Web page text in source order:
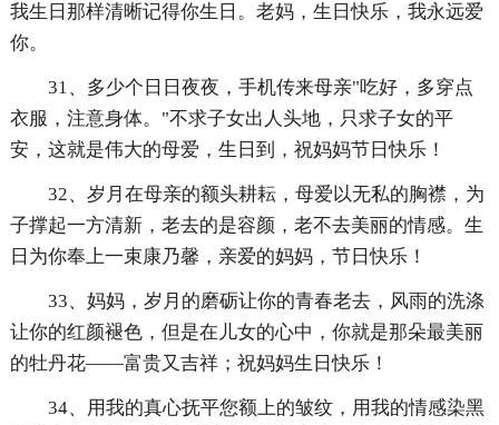
我生日那样清晰记得你生日。老妈，生日快乐，我永远爱
你。
31、多少个日日夜夜，手机传来母亲"吃好，多穿点
衣服，注意身体。"不求子女出人头地，只求子女的平
安，这就是伟大的母爱，生日到，祝妈妈节日快乐！
32、岁月在母亲的额头耕耘，母爱以无私的胸襟，为
子撑起一方清新，老去的是容颜，老不去美丽的情感。生
日为你奉上一束康乃馨，亲爱的妈妈，节日快乐！
33、妈妈，岁月的磨砺让你的青春老去，风雨的洗涤
让你的红颜褪色，但是在儿女的心中，你就是那朵最美丽
的牡丹花——富贵又吉祥；祝妈妈生日快乐！
34、用我的真心抚平您额上的皱纹，用我的情感染黑